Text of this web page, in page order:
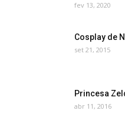
fev 13, 2020
Cosplay de
set 21, 2015
Princesa
abr 11, 2016